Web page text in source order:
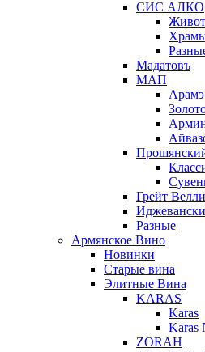
СИС АЛКО
Мадатовъ
МАП
Арамэ
Грейт
Разные
Армянское Вино
Новинки
Старые вина
Элитные Вина
KARAS
Karas
Karas
ZORAH